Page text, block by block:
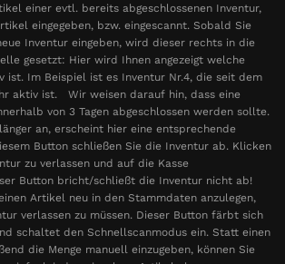
einer evtl. bereits abgeschlossenen Inventur,
eingegeben, bzw. eingescannt. Sobald Sie
Inventur eingeben, wird dieser rechts in die
gesetzt: Hier wird Ihnen angezeigt welche
ist. Im Beispiel ist es Inventur Nr.4, die seit dem
aktiv ist. Wir weisen darauf hin, dass eine
von 3 Tagen abgeschlossen werden sollte.
an, erscheint hier eine entsprechende
Button schließen Sie die Inventur ab. Klicken
zu verlassen und auf die Kasse
Button bricht/schließt die Inventur nicht ab!
Artikel neu in den Stammdaten anzulegen,
verlassen zu müssen. Dieser Button färbt sich
schaltet den Schnellscanmodus ein. Statt einen
die Menge manuell einzugeben, können Sie